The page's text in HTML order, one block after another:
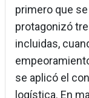
primero que
protagonizó
incluidas,
se aplicó el
logística. En